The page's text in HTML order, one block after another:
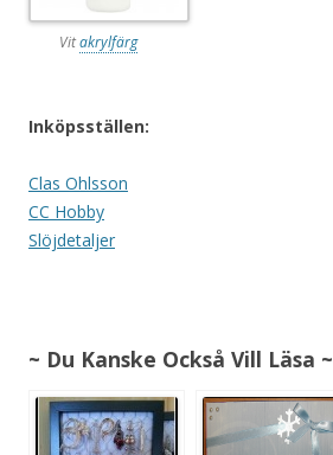
Vitakrylfärg
Inköpsställen:
Clas Ohlsson
CC Hobby
Slöjdetaljer
~ Du Kanske Också Vill Läsa ~